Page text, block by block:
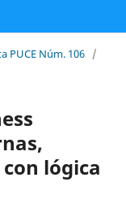
PUCE Núm. 106 /
lógica